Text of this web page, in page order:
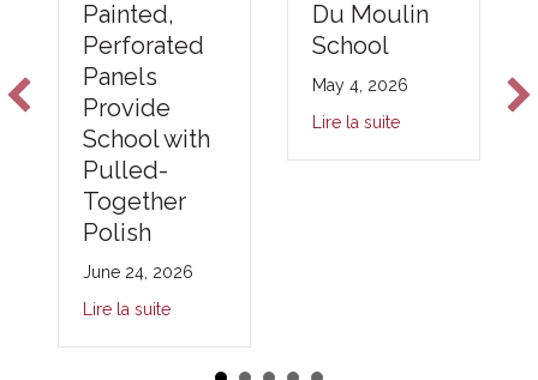
Painted,
Perforated
Panels
Provide
School with
Pulled-
Together
Polish
June 24, 2026
Lire la suite
Du Moulin
School
May 4, 2026
Lire la suite